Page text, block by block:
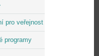
pro veřejnost
programy